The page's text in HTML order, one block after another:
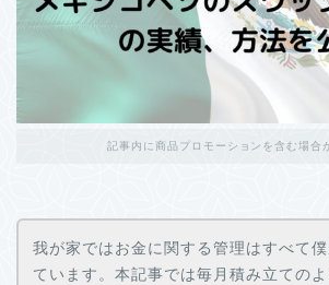
記事内に商品プロモーションを含む場合
我が家ではお金に関する管理はすべて僕
ています。本記事では毎月積み立てのよ